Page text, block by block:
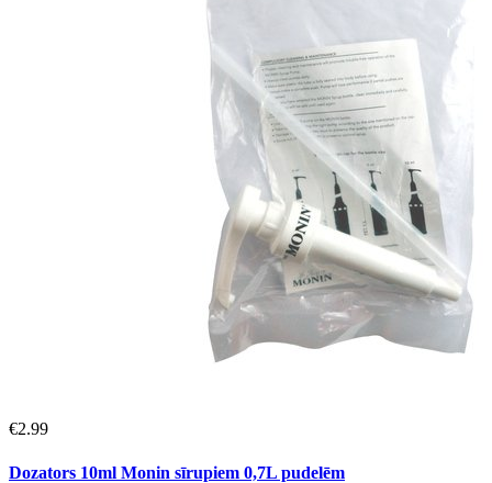
€2.99
Dozators 10ml Monin sīrupiem 0,7L pudelēm